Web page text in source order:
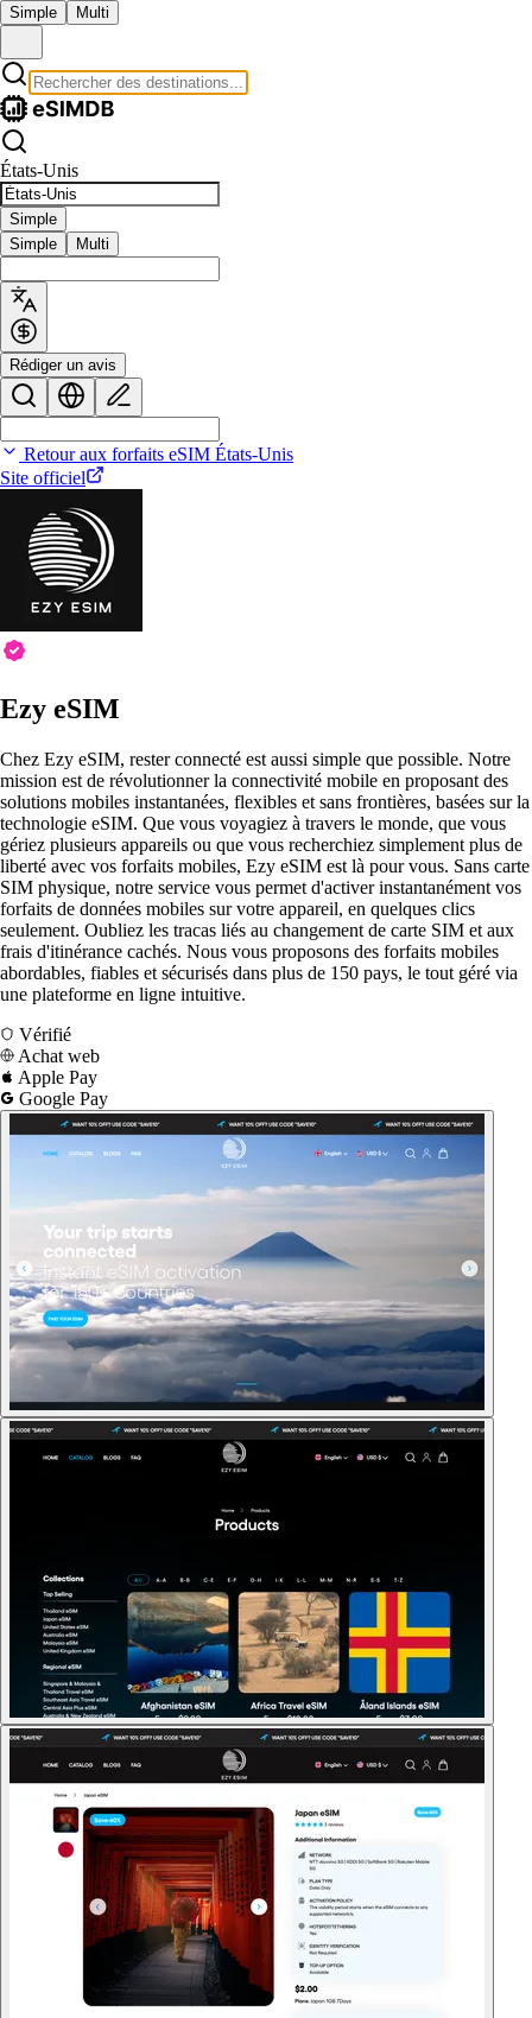
Simple Multi
États-Unis
Simple
Simple
Multi
Rédiger un avis
Retour aux forfaits eSIM États-Unis
Site officiel
Ezy eSIM
Chez Ezy eSIM, rester connecté est aussi simple que possible. Notre
mission est de révolutionner la connectivité mobile en proposant des
solutions mobiles instantanées, flexibles et sans frontières, basées sur la
technologie eSIM. Que vous voyagiez à travers le monde, que vous
gériez plusieurs appareils ou que vous recherchiez simplement plus de
liberté avec vos forfaits mobiles, Ezy eSIM est là pour vous. Sans carte
SIM physique, notre service vous permet d'activer instantanément vos
forfaits de données mobiles sur votre appareil, en quelques clics
seulement. Oubliez les tracas liés au changement de carte SIM et aux
frais d'itinérance cachés. Nous vous proposons des forfaits mobiles
abordables, fiables et sécurisés dans plus de 150 pays, le tout géré via
une plateforme en ligne intuitive.
Vérifié
Achat web
Apple Pay
Google Pay